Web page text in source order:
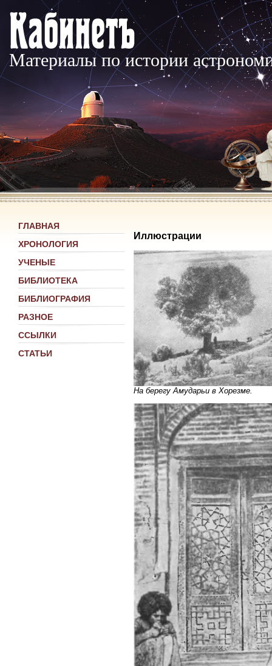
Материалы по истории
ГЛАВНАЯ
ХРОНОЛОГИЯ
УЧЕНЫЕ
БИБЛИОТЕКА
БИБЛИОГРАФИЯ
РАЗНОЕ
ССЫЛКИ
СТАТЬИ
Иллюстрации
На берегу Амударьи в Хорезме.